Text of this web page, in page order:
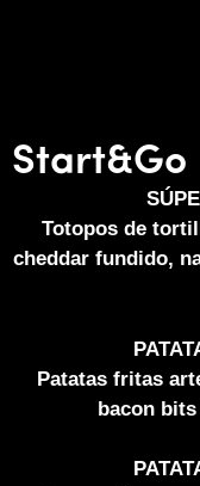
Start&Go
Totopos de
cheddar fundido,
Patatas fritas
bacon